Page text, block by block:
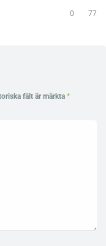
0 77
fält är märkta *